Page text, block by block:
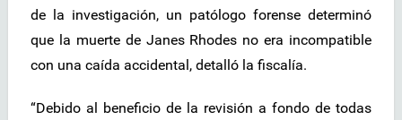
de la investigación, un patólogo forense determinó
que la muerte de Janes Rhodes no era incompatible
con una caída accidental, detalló la fiscalía.
“Debido al beneficio de la revisión a fondo de todas